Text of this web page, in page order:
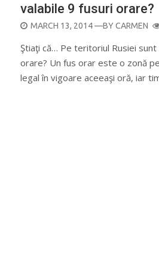
valabile 9 fusuri orare?
POSTED
MARCH 13, 2014—BYCARMEN
Ştiaţi că… Pe teritoriul Rusiei sunt
orare? Un fus orar este o zonă
legal în vigoare aceeaşi oră, iar